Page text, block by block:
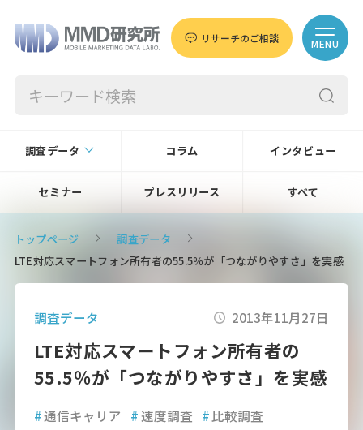
リサーチのご相談 MENU
調査データ コラム インタビュー
セミナー プレスリリース すべて
トップページ
調査データ
LTE対応スマートフォン所有者の55.5％が「つながりやすさ」を実感
調査データ 2013年11月27日
LTE対応スマートフォン所有者の
55.5％が「つながりやすさ」を実感
#通信キャリア #速度調査 # 比較調査